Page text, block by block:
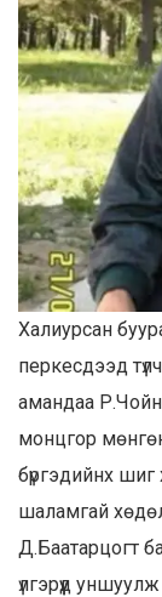
Халиурсан
перкесдээд
амандаа
монцгор
бүргэдийнх
шаламгай
Д.Баатарцогт
үлгэрүүд